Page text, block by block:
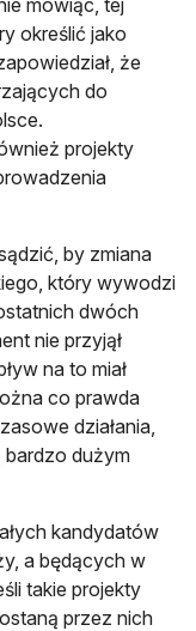
określić jako
że
do
projekty
by zmiana
który wywodzi
dwóch
nie przyjął
na to miał
co prawda
działania,
bardzo dużym
kandydatów
a będących w
takie projekty
przez nich